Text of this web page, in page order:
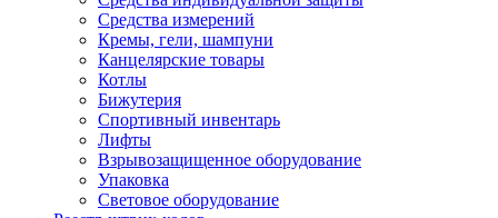
Средства измерений
Кремы, гели, шампуни
Канцелярские товары
Котлы
Бижутерия
Спортивный инвентарь
Лифты
Взрывозащищенное оборудование
Упаковка
Световое оборудование